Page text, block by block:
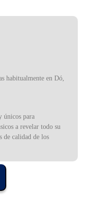
habitualmente en Dó,
únicos para
a revelar todo su
de calidad de los
cuerdas, ajustadores
ajustables. Todos los
de alta
que no resta